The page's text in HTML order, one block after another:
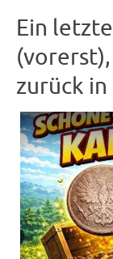
Ein
zurück